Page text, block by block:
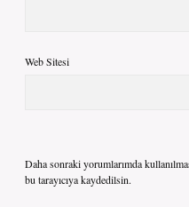
Web Sitesi
Daha sonraki yorumlarımda
bu tarayıcıya kaydedilsin.